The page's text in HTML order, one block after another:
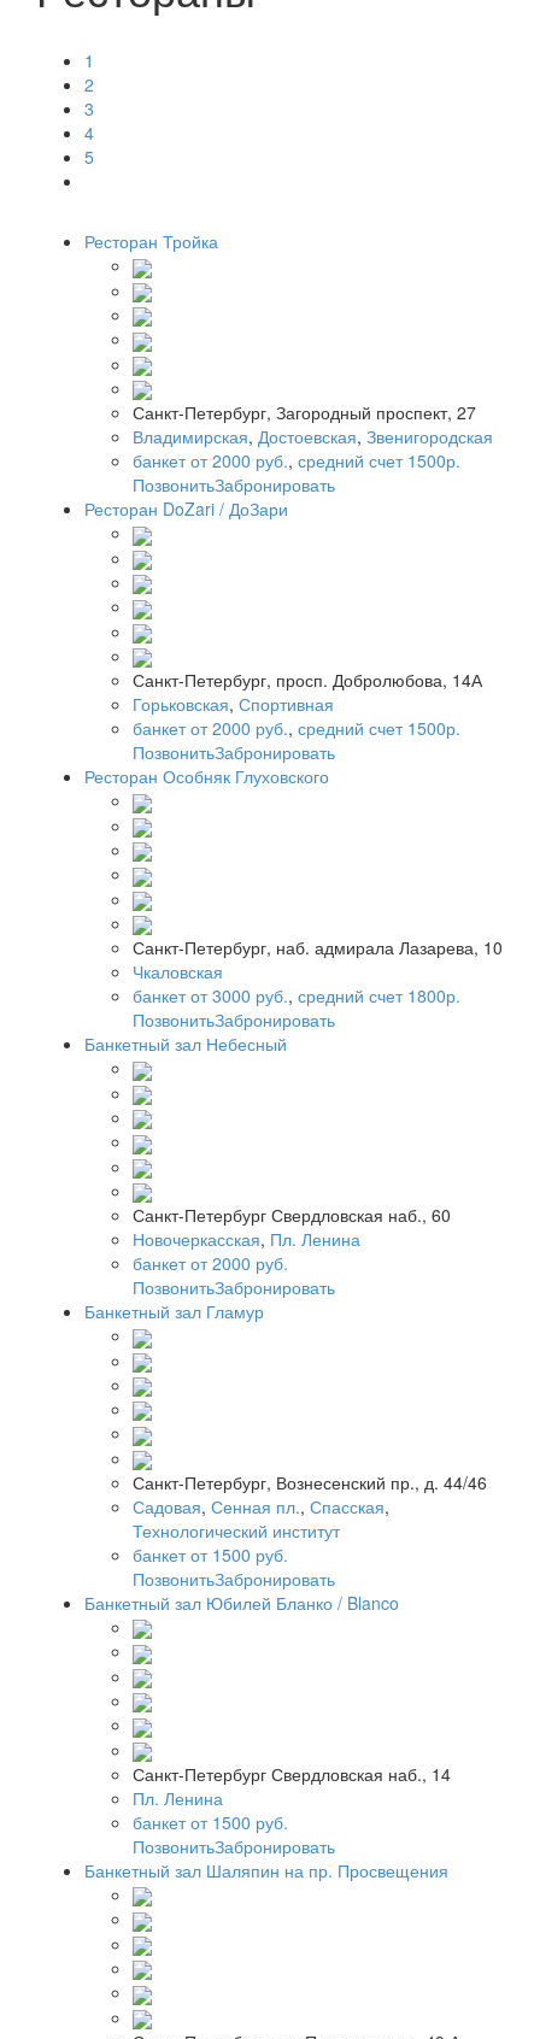
1
2
3
4
5
Ресторан Тройка
Санкт-Петербург, Загородный проспект, 27
Владимирская, Достоевская, Звенигородская
банкет от 2000 руб., средний счет 1500р.
ПозвонитьЗабронировать
Ресторан DoZari / ДоЗари
Санкт-Петербург, просп. Добролюбова, 14А
Горьковская, Спортивная
банкет от 2000 руб., средний счет 1500р.
ПозвонитьЗабронировать
Ресторан Особняк Глуховского
Санкт-Петербург, наб. адмирала Лазарева, 10
Чкаловская
банкет от 3000 руб., средний счет 1800р.
ПозвонитьЗабронировать
Банкетный зал Небесный
Санкт-Петербург Свердловская наб., 60
Новочеркасская, Пл. Ленина
банкет от 2000 руб.
ПозвонитьЗабронировать
Банкетный зал Гламур
Санкт-Петербург, Вознесенский пр., д. 44/46
Садовая, Сенная пл., Спасская,
Технологический институт
банкет от 1500 руб.
ПозвонитьЗабронировать
Банкетный зал Юбилей Бланко / Blanco
Санкт-Петербург Свердловская наб., 14
Пл. Ленина
банкет от 1500 руб.
ПозвонитьЗабронировать
Банкетный зал Шаляпин на пр. Просвещения